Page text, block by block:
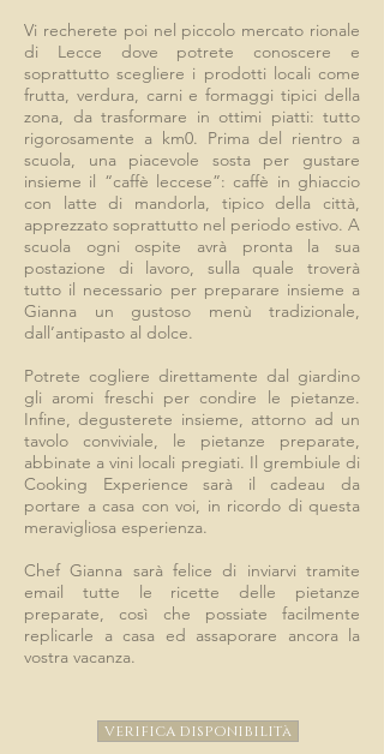
Vi recherete poi nel piccolo mercato rionale
di Lecce dove potrete conoscere e
soprattutto scegliere i prodotti locali come
frutta, verdura, carni e formaggi tipici della
zona, da trasformare in ottimi piatti: tutto
rigorosamente a km0. Prima del rientro a
scuola, una piacevole sosta per gustare
insieme il “caffè leccese”: caffè in ghiaccio
con latte di mandorla, tipico della città,
apprezzato soprattutto nel periodo estivo. A
scuola ogni ospite avrà pronta la sua
postazione di lavoro, sulla quale troverà
tutto il necessario per preparare insieme a
Gianna un gustoso menù tradizionale,
dall’antipasto al dolce.
Potrete cogliere direttamente dal giardino
gli aromi freschi per condire le pietanze.
Infine, degusterete insieme, attorno ad un
tavolo conviviale, le pietanze preparate,
abbinate a vini locali pregiati. Il grembiule di
Cooking Experience sarà il cadeau da
portare a casa con voi, in ricordo di questa
meravigliosa esperienza.
Chef Gianna sarà felice di inviarvi tramite
email tutte le ricette delle pietanze
preparate, così che possiate facilmente
replicarle a casa ed assaporare ancora la
vostra vacanza.
VERIFICA DISPONIBILITà